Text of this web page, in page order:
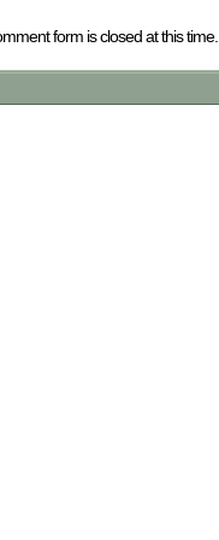
form is closed at this time.